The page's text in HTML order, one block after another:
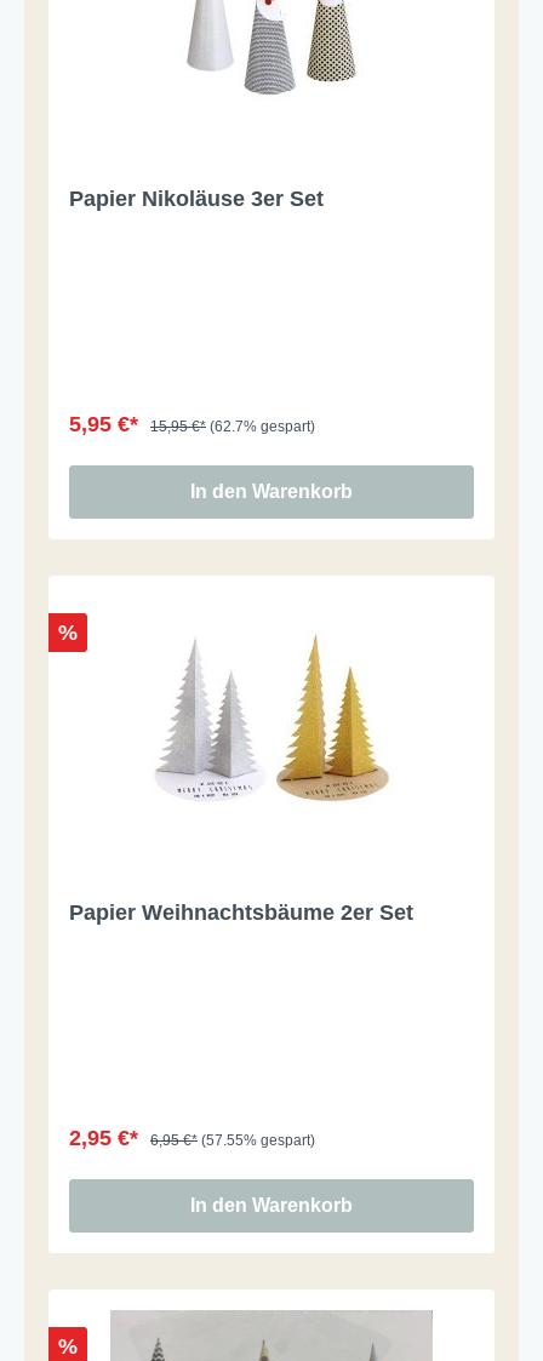
Papier Nikoläuse 3er Set
5,95 €* 15,95 €* (62.7% gespart)
In den Warenkorb
%
Papier Weihnachtsbäume 2er Set
2,95 €* 6,95 €* (57.55% gespart)
In den Warenkorb
%